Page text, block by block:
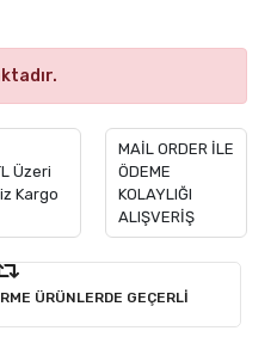
Üzeri
Kargo
MAİL ORDER İLE
ÖDEME
KOLAYLIĞI
ALIŞVERİŞ
ÜRÜNLERDE GEÇERLİ